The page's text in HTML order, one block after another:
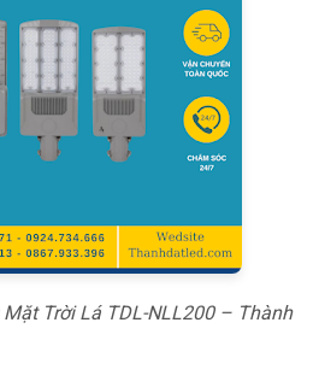
Trời Lá TDL-NLL200 – Thành